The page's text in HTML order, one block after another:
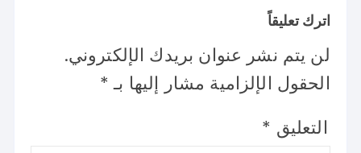
اترك تعليقاً
لن يتم نشر عنوان بريدك الإلكتروني.
الحقول الإلزامية مشار إليها بـ *
التعليق *